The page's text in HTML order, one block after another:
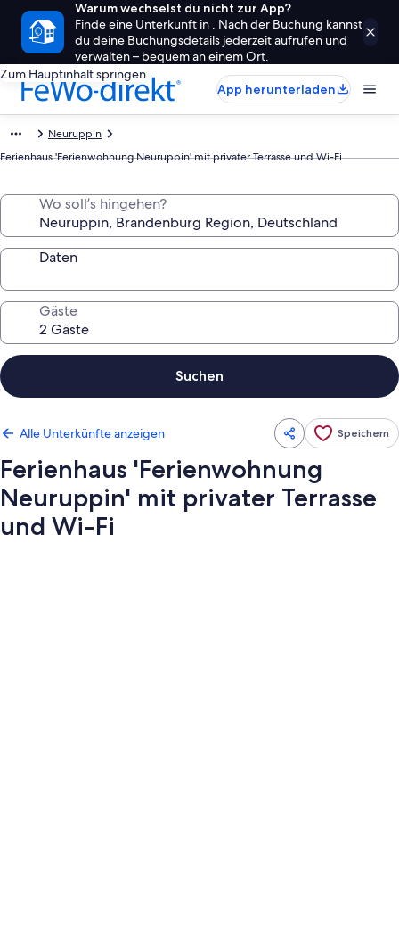
Warum wechselst du nicht zur App?
Finde eine Unterkunft in . Nach der Buchung kannst
du deine Buchungsdetails jederzeit aufrufen und
verwalten – bequem an einem Ort.
Zum Hauptinhalt springen
App herunterladen
Neuruppin
Ferienhaus 'Ferienwohnung Neuruppin' mit privater Terrasse und Wi-Fi
Wo soll’s hingehen?
Daten
Gäste
Suchen
Alle Unterkünfte anzeigen Speichern
Ferienhaus 'Ferienwohnung
Neuruppin' mit privater Terrasse
und Wi-Fi